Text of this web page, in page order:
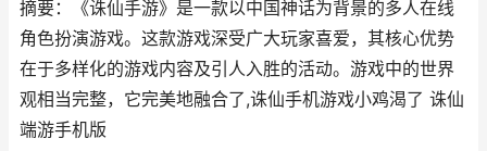
摘要：《诛仙手游》是一款以中国神话为背景的多人在线
角色扮演游戏。这款游戏深受广大玩家喜爱，其核心优势
在于多样化的游戏内容及引人入胜的活动。游戏中的世界
观相当完整，它完美地融合了,诛仙手机游戏小鸡渴了 诛仙
端游手机版